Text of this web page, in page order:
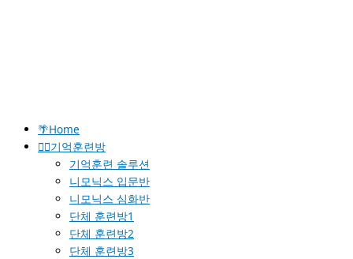
🌴Home
🐱‍🚀기억훈련방
기억훈련 솔루션
니모닉스 입문반
니모닉스 심화반
단체 훈련방1
단체 훈련방2
단체 훈련방3